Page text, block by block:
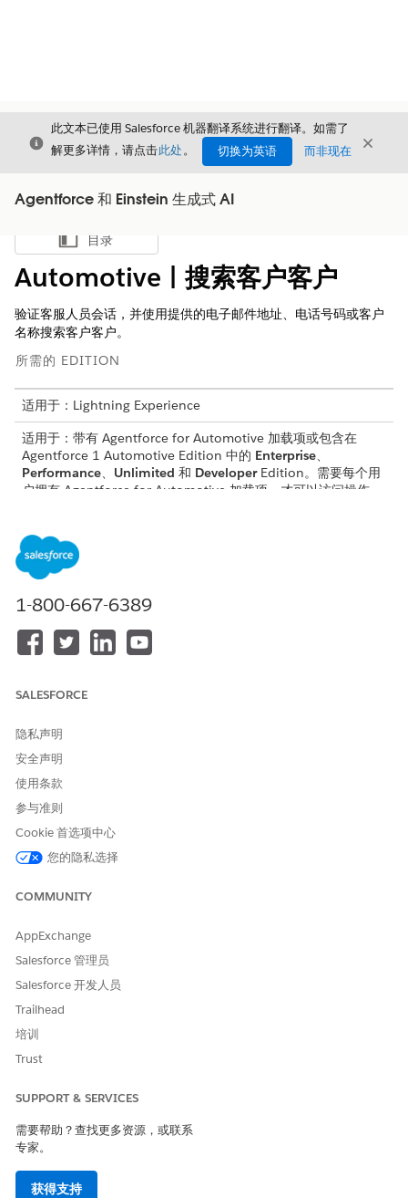
关闭
此文本已使用 Salesforce 机器翻译系统进行翻译。如需了
解更多详情，请点击此处。 切换为英语 而非现在 关闭
Agentforce 和 Einstein 生成式 AI
显示目录
目录
Automotive | 搜索客户客户
验证客服人员会话，并使用提供的电子邮件地址、电话号码或客户
名称搜索客户客户。
所需的 EDITION
适用于：Lightning Experience
适用于：带有 Agentforce for Automotive 加载项或包含在
Agentforce 1 Automotive Edition 中的 Enterprise、
Performance、 Unlimited 和 DeveloperEdition。需要每个用
户拥有 Agentforce for Automotive 加载项，才可以访问操作。
请参阅标准客服人员操作的
操作详细信息
API 名称
示模板？
请与我们共享您的想法，以便我们进行改进！
1-800-667-6389
SALESFORCE
隐私声明
安全声明
使用条款
参与准则
Cookie 首选项中心
您的隐私选择
COMMUNITY
AppExchange
Salesforce 管理员
Salesforce 开发人员
Trailhead
培训
Trust
SUPPORT & SERVICES
需要帮助？查找更多资源，或联系
专家。
获得支持